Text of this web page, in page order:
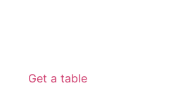
Get a table